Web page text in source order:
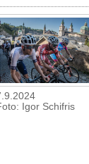
Igor Schifris